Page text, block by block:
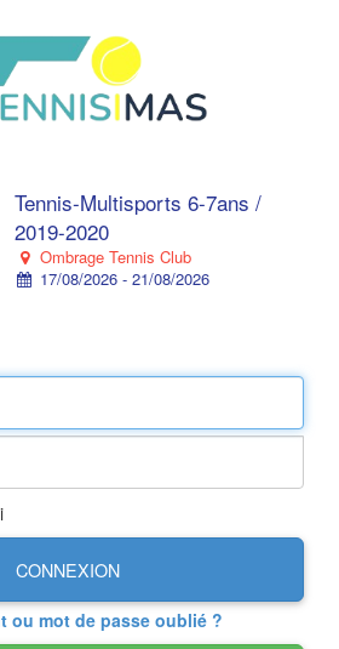
Tennis-Multisports 6-7ans /
2019-2020
Ombrage Tennis Club
17/08/2026 - 21/08/2026
CONNEXION
ou mot de passe oublié ?